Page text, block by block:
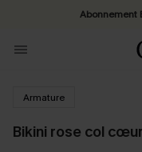
Abonnement
Armature
Bikini rose col